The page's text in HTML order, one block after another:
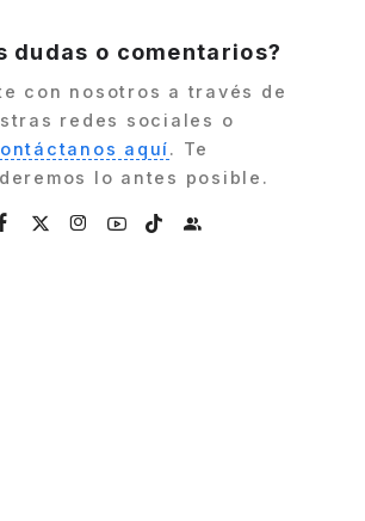
dudas o comentarios?
con nosotros a través de
redes sociales o
aquí. Te
lo antes posible.